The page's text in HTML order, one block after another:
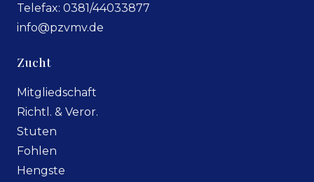
Telefax: 0381/44033877
info@pzvmv.de
Zucht
Mitgliedschaft
Richtl. & Veror.
Stuten
Fohlen
Hengste